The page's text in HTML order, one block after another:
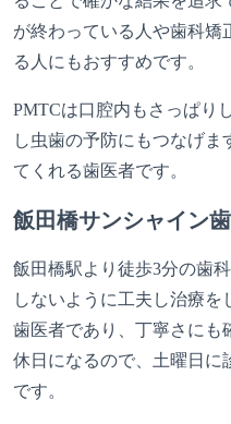
が終わっている人や歯科矯
る人にもおすすめです。
PMTCは口腔内もさっぱり
し虫歯の予防にもつなげ
てくれる歯医者です。
飯田橋サンシャイン
飯田橋駅より徒歩3分の歯
しないように工夫し治療を
歯医者であり、丁寧さにも
休日になるので、土曜日に
です。